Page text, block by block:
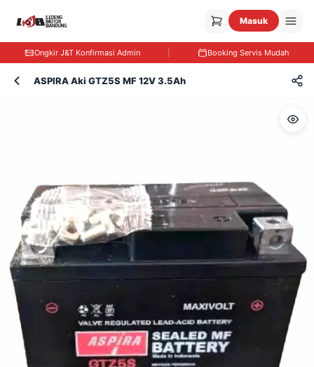
Masuk
Ongkir J&T Konfirmasi Admin Booking Servis Mudah
ASPIRA Aki GTZ5S MF 12V 3.5Ah